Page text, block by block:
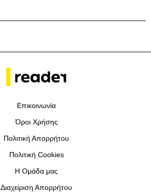
Επικοινωνία
Όροι Χρήσης
Πολιτική Απορρήτου
Πολιτική Cookies
Η Ομάδα μας
Διαχείριση Απορρήτου